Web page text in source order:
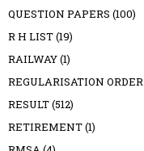
QUESTION PAPERS (100)
R H LIST(19)
RAILWAY(1)
REGULARISATION ORDER
RESULT(512)
RETIREMENT(1)